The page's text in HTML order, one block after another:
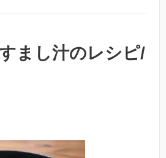
まし汁のレシピ/